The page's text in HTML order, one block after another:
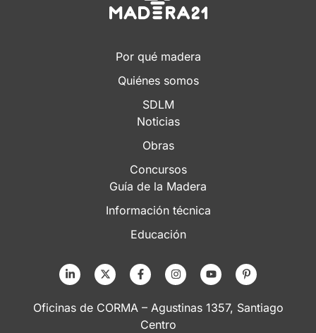
Por qué madera
Quiénes somos
SDLM
Noticias
Obras
Concursos
Guía de la Madera
Información técnica
Educación
Oficinas de CORMA – Agustinas 1357, Santiago
Centro